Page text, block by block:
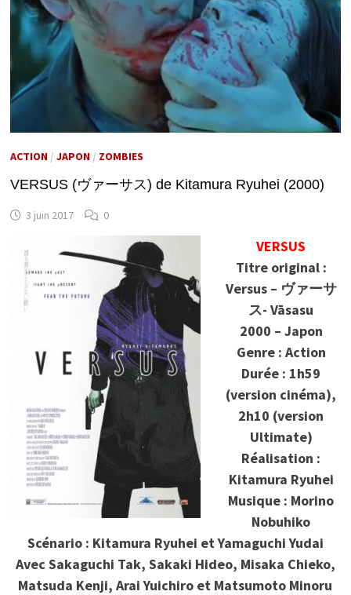
ACTION/ JAPON/ ZOMBIES
VERSUS (ヴァーサス) de Kitamura Ryuhei (2000)
3 juin 2017 0
VERSUS
Titre original :
Versus – ヴァーサ
ス- Vāsasu
2000 – Japon
Genre : Action
Durée : 1h59
(version cinéma),
2h10 (version
Ultimate)
Réalisation :
Kitamura Ryuhei
Musique : Morino
Nobuhiko
Scénario : Kitamura Ryuhei et Yamaguchi Yudai
Avec Sakaguchi Tak, Sakaki Hideo, Misaka Chieko,
Matsuda Kenji, Arai Yuichiro et Matsumoto Minoru